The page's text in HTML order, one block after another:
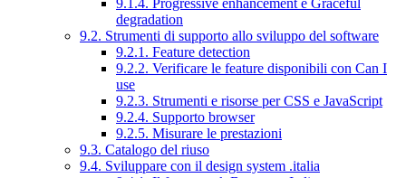
degradation
9.2. Strumenti di supporto allo sviluppo del software
9.2.1. Feature detection
9.2.2. Verificare le feature disponibili con Can I
use
9.2.3. Strumenti e risorse per CSS e JavaScript
9.2.4. Supporto browser
9.2.5. Misurare le prestazioni
9.3. Catalogo del riuso
9.4. Sviluppare con il design system .italia